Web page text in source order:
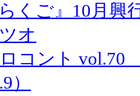
らくご』10月
オ
コント
）